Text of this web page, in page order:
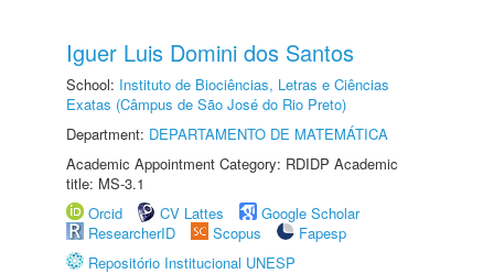
Iguer Luis Domini dos Santos
School: Instituto de Biociências, Letras e Ciências
Exatas (Câmpus de São José do Rio Preto)
Department: DEPARTAMENTO DE MATEMÁTICA
Academic Appointment Category: RDIDP Academic
title: MS-3.1
Orcid
CV Lattes
Google Scholar
ResearcherID
Scopus
Fapesp
Repositório Institucional UNESP